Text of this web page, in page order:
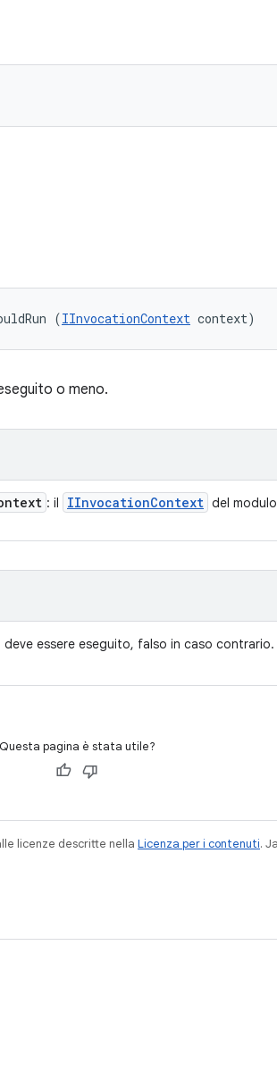
(IInvocationContext context)
o meno.
: il IInvocationContext del modulo
deve essere eseguito, falso in caso contrario.
Questa pagina è stata utile?
licenze descritte nella Licenza per i contenuti.